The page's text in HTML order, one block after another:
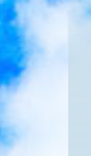
zum
Inhalt